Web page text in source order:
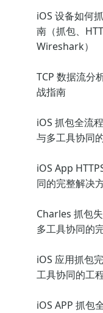
iOS 设备如何
南（抓包、
Wireshark）
TCP 数据流分
战指南
iOS 抓包全流
与多工具协同
iOS App
同的完整解决
Charles 抓包
多工具协同的
iOS 应用抓包
工具协同的工
iOS APP 抓包